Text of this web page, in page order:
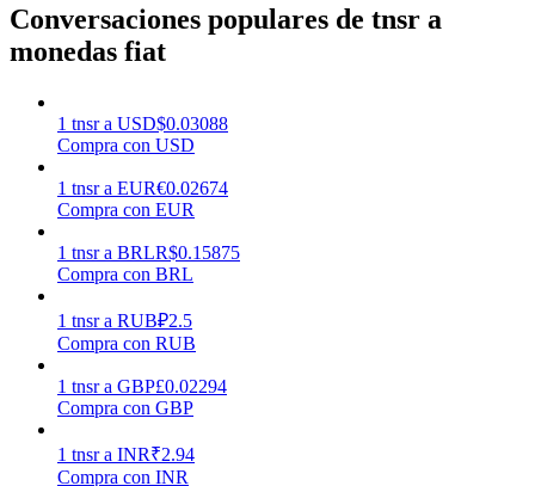
Earn
Power Piggy
Conversaciones populares de tnsr a
monedas fiat
1 tnsr a USD$0.03088
Compra con USD
1 tnsr a EUR€0.02674
Compra con EUR
1 tnsr a BRLR$0.15875
Compra con BRL
1 tnsr a RUB₽2.5
Compra con RUB
1 tnsr a GBP£0.02294
Compra con GBP
1 tnsr a INR₹2.94
Compra con INR